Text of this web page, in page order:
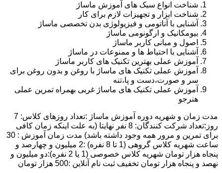
شناخت انواع سبک های آموزش ماساژ
شناخت ابزار و تجهیزات لازم برای کار
آشنایی با آناتومی و فیزیولوژی بدن تخصصی ماساژ
بیومکانیک و ارگونومی ماساژ
اصول و مبانی کاربر ماساژ
آشنایی با احتیاط ها و ممنوعات در ماساژ
آموزش عملی بهترین تکنیک های کاربر ماساژ
آموزش عملی تکنیک های ماساژ با روغن و بدون روغن برای
سر و صورت،دست و پا،تنه
آموزش عملی تکنیک های ماساژ غربی بهمراه تمرین عملی
هنرجو
مدت زمان و شهریه دوره آموزش ماساژ :تعداد روزهای کلاس: 7
روز:تعداد شرکت کنندگان: 8 نفر نهایتا (به علت اینکه زمان کافی
برای تمرین و مرور همه وجود داشته باشد) مدت زمان آموزش : 30
ساعت شهریه کلاس گروهی (1 تا 8 نفره) :2 میلیون و چهارصد و
پنجاه هزار تومان شهریه کلاس خصوصی (1 یا 2 نفره):دو میلیون و
نهصد و پنجاه هزار تومان تخفیف ثبت نام آنلاین :500 هزار تومان